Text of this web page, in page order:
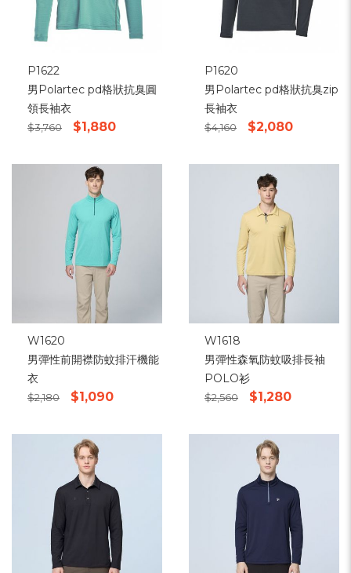
P1622
男Polartec pd格狀抗臭圓
領長袖衣
$3,760 $1,880
P1620
男Polartec pd格狀抗臭zip
長袖衣
$4,160 $2,080
W1620
男彈性前開襟防蚊排汗機能
衣
$2,180 $1,090
W1618
男彈性森氧防蚊吸排長袖
POLO衫
$2,560 $1,280